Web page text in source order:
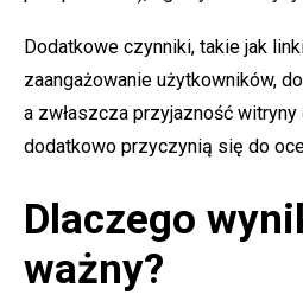
Dodatkowe czynniki, takie jak
zaangażowanie użytkowników,
a zwłaszcza przyjazność
dodatkowo przyczynią się do
Dlaczego
ważny?